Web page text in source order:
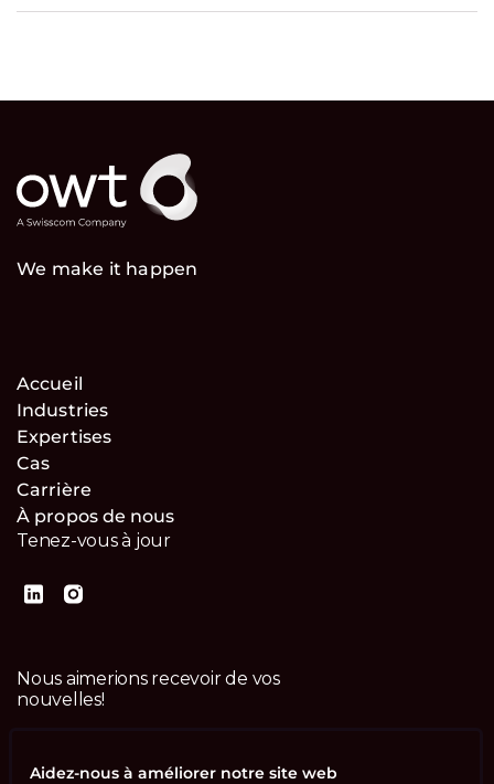
We make it happen
Accueil
Industries
Expertises
Cas
Carrière
À propos de nous
Tenez-vous à jour
Nous aimerions recevoir de vos
nouvelles!
Aidez-nous à améliorer notre site web